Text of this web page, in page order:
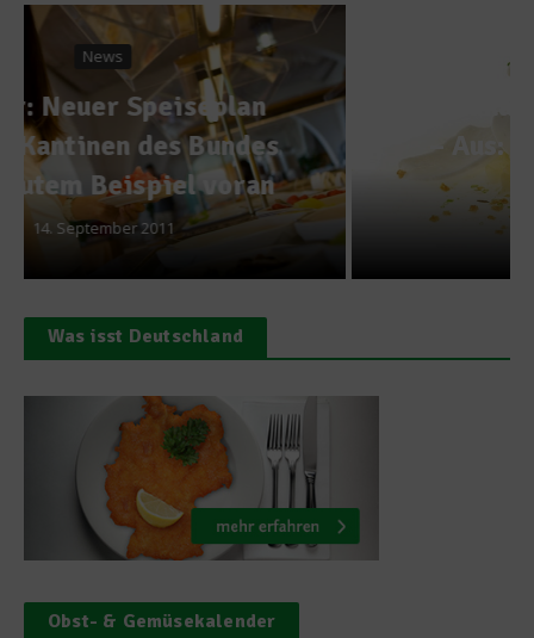
Rezepte
Handkäs mit Musik – Geeist
– Aus: Sven Elverfeld. Das
Kochbuch
13. Mai 2012
Was isst Deutschland
Obst- & Gemüsekalender